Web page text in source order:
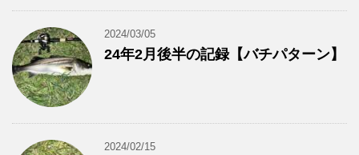
2024/03/05
24年2月後半の記録【バチパターン】
2024/02/15